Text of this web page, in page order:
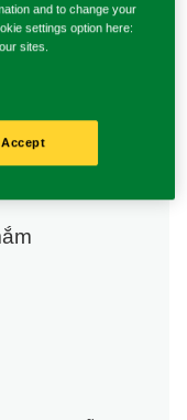
and to change your
settings option here:
sites.
Accept